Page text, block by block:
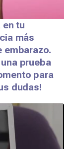
en tu
más
embarazo.
prueba
para
dudas!